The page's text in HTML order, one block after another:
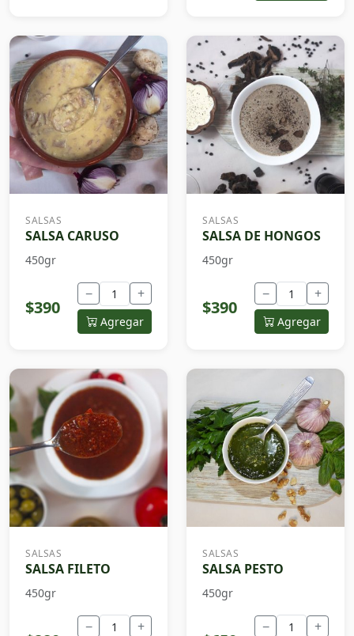
SALSAS
SALSA CARUSO
450gr
$390
− +
Agregar
SALSAS
SALSA DE HONGOS
450gr
$390
− +
Agregar
SALSAS
SALSA FILETO
450gr
− +
SALSAS
SALSA PESTO
450gr
− +